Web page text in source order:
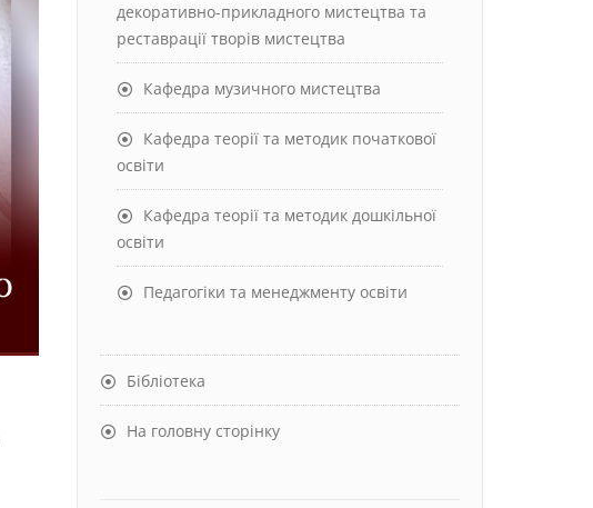
декоративно-прикладного мистецтва та
реставрації творів мистецтва
Кафедра музичного мистецтва
Кафедра теорії та методик початкової
освіти
Кафедра теорії та методик дошкільної
освіти
Педагогіки та менеджменту освіти
Бібліотека
На головну сторінку